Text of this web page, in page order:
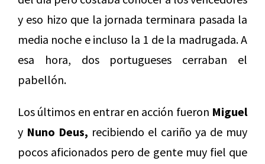
y eso hizo que la jornada terminara pasada la
media noche e incluso la 1 de la madrugada. A
esa hora, dos portugueses cerraban el
pabellón.
Los últimos en entrar en acción fueron Miguel
y Nuno Deus, recibiendo el cariño ya de muy
pocos aficionados pero de gente muy fiel que